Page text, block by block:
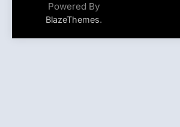
Powered By
BlazeThemes.